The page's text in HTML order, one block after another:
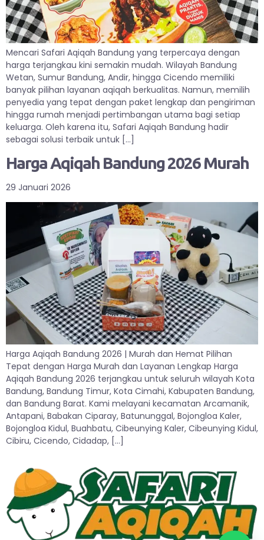
Mencari Safari Aqiqah Bandung yang terpercaya dengan
harga terjangkau kini semakin mudah. Wilayah Bandung
Wetan, Sumur Bandung, Andir, hingga Cicendo memiliki
banyak pilihan layanan aqiqah berkualitas. Namun, memilih
penyedia yang tepat dengan paket lengkap dan pengiriman
hingga rumah menjadi pertimbangan utama bagi setiap
keluarga. Oleh karena itu, Safari Aqiqah Bandung hadir
sebagai solusi terbaik untuk […]
Harga Aqiqah Bandung 2026 Murah
29 Januari 2026
Harga Aqiqah Bandung 2026 | Murah dan Hemat Pilihan
Tepat dengan Harga Murah dan Layanan Lengkap Harga
Aqiqah Bandung 2026 terjangkau untuk seluruh wilayah Kota
Bandung, Bandung Timur, Kota Cimahi, Kabupaten Bandung,
dan Bandung Barat. Kami melayani kecamatan Arcamanik,
Antapani, Babakan Ciparay, Batununggal, Bojongloa Kaler,
Bojongloa Kidul, Buahbatu, Cibeunying Kaler, Cibeunying Kidul,
Cibiru, Cicendo, Cidadap, […]